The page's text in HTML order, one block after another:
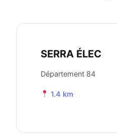
SERRA ÉLEC
Département 84
1.4 km